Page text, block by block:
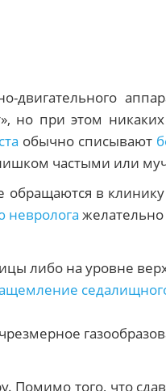
но при этом
обычно списывают
частыми или
в
невролога желательно
либо на уровне
Помимо того, что